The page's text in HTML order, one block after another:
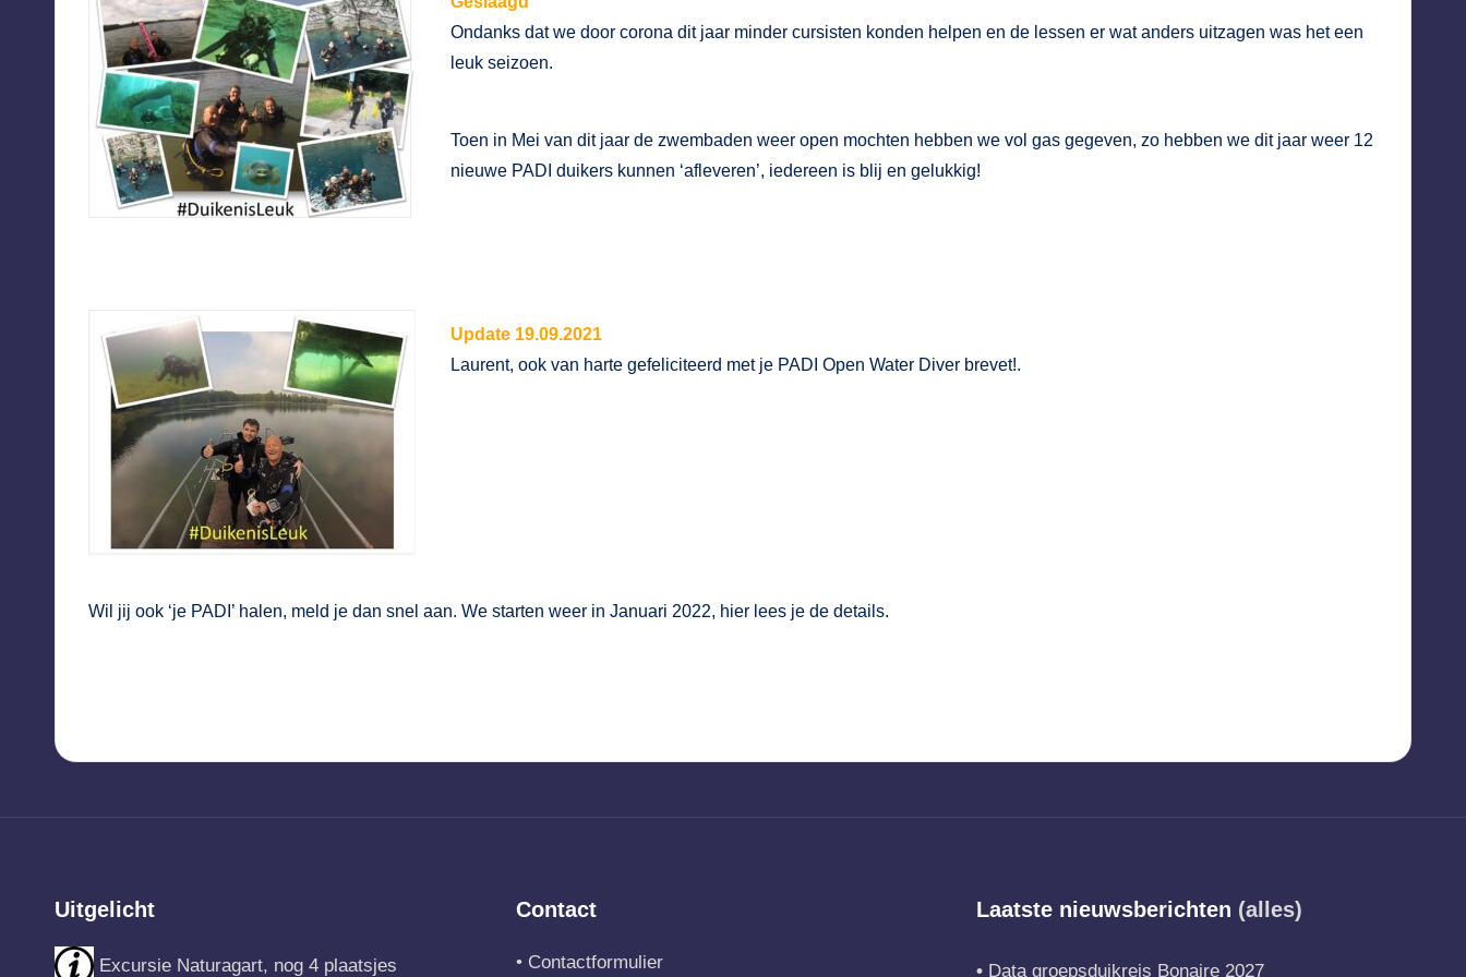
Ondanks dat we door corona dit jaar minder cursisten konden helpen en de lessen er wat anders uitzagen was het een
leuk seizoen.
Toen in Mei van dit jaar de zwembaden weer open mochten hebben we vol gas gegeven, zo hebben we dit jaar weer 12
nieuwe PADI duikers kunnen ‘afleveren’, iedereen is blij en gelukkig!
Update 19.09.2021
Laurent, ook van harte gefeliciteerd met je PADI Open Water Diver brevet!.
Wil jij ook ‘je PADI’ halen, meld je dan snel aan. We starten weer in Januari 2022, hier lees je de details.
Uitgelicht
Excursie Naturagart, nog 4 plaatsjes
Contact
• Contactformulier
Laatste nieuwsberichten (alles)
Data groepsduikreis Bonaire 2027